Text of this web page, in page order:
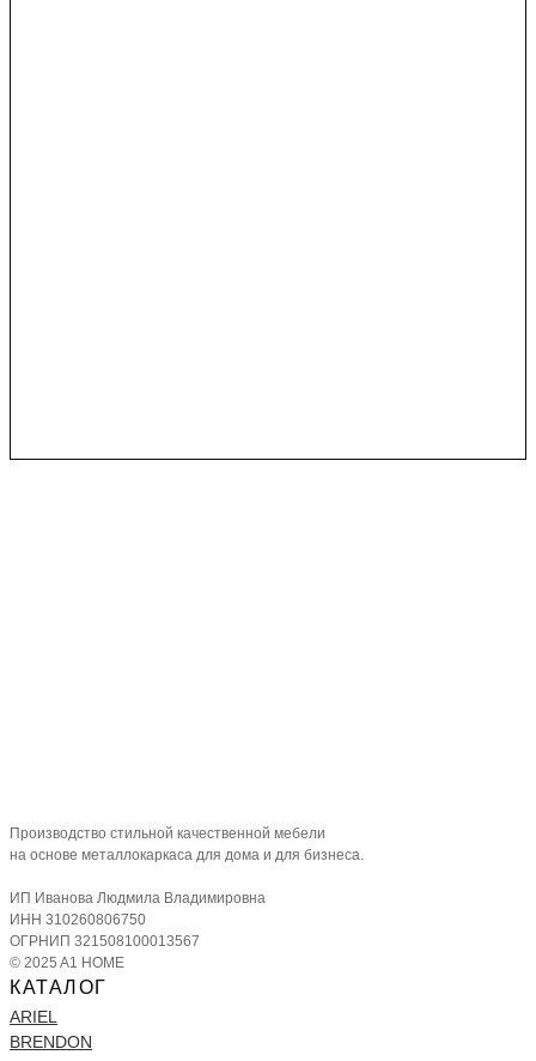
Производство стильной качественной мебели
на основе металлокаркаса для дома и для бизнеса.
ИП Иванова Людмила Владимировна
ИНН 310260806750
ОГРНИП 321508100013567
© 2025 A1 HOME
КАТАЛОГ
ARIEL
BRENDON